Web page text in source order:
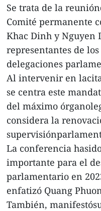
Se trata de la
Comité permanente
Khac Dinh y Nguyen
representantes de
delegaciones
Al intervenir en
se centra este
del máximo
considera la
La conferencia
importante para el
parlamentario en
enfatizó Quang
También,